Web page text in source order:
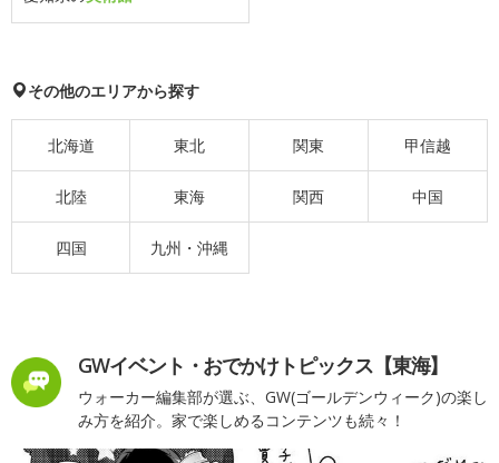
その他のエリアから探す
北海道 東北 関東 甲信越
北陸 東海 関西 中国
四国 九州・沖縄
GWイベント・おでかけトピックス【東海】
ウォーカー編集部が選ぶ、GW(ゴールデンウィーク)の楽し
み方を紹介。家で楽しめるコンテンツも続々！